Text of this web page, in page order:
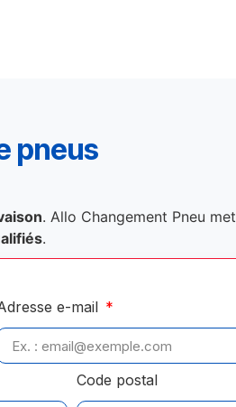
pneus
. Allo Changement Pneu met
.
e-mail
Code postal